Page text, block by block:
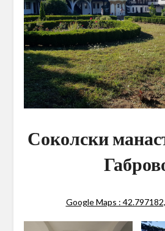
Соколски
Google Maps :